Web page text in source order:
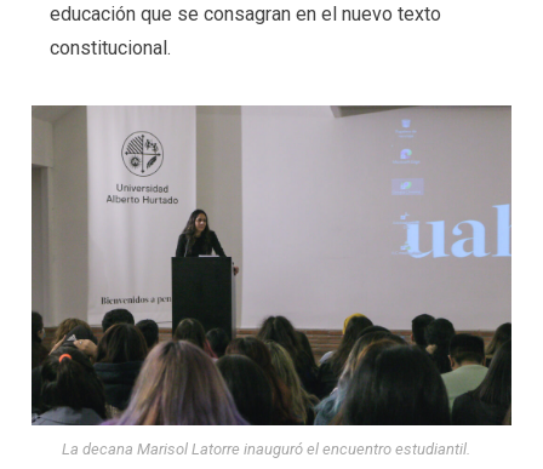
educación que se consagran en el nuevo texto
constitucional.
La decana Marisol Latorre inauguró el encuentro estudiantil.